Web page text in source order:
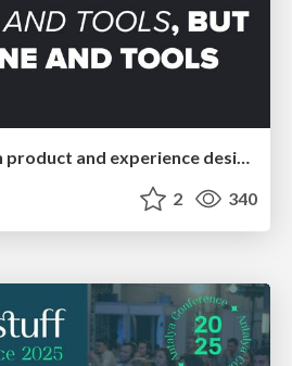
Ethics towards AI in product and experience design
2 340